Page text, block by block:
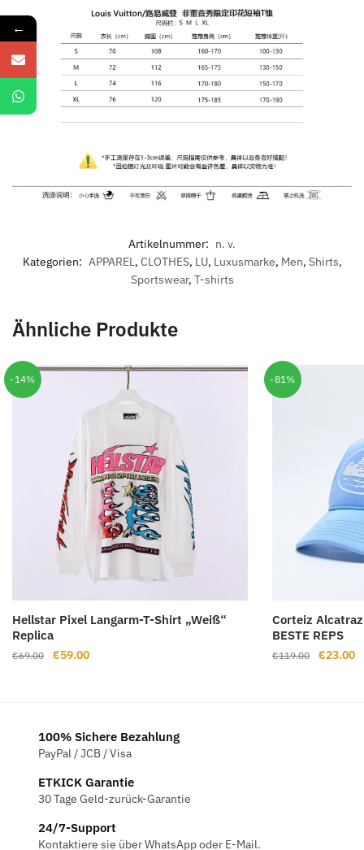
Artikelnummer: n. v.
Kategorien: APPAREL, CLOTHES, LU, Luxusmarke, Men, Shirts,
Sportswear, T-shirts
Ähnliche Produkte
-14%
Hellstar Pixel Langarm-T-Shirt „Weiß“
Replica
€69.00
Ursprünglicher
€59.00Aktueller
-81%
Corteiz
BESTE REPS
€119.00 €23.00
100% Sichere Bezahlung
PayPal / JCB / Visa
ETKICK Garantie
30 Tage Geld-zurück-Garantie
24/7-Support
Kontaktiere sie über WhatsApp oder E-Mail.
←